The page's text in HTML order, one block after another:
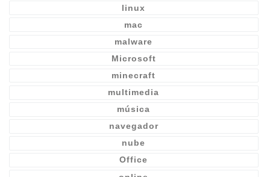
linux
mac
malware
Microsoft
minecraft
multimedia
música
navegador
nube
Office